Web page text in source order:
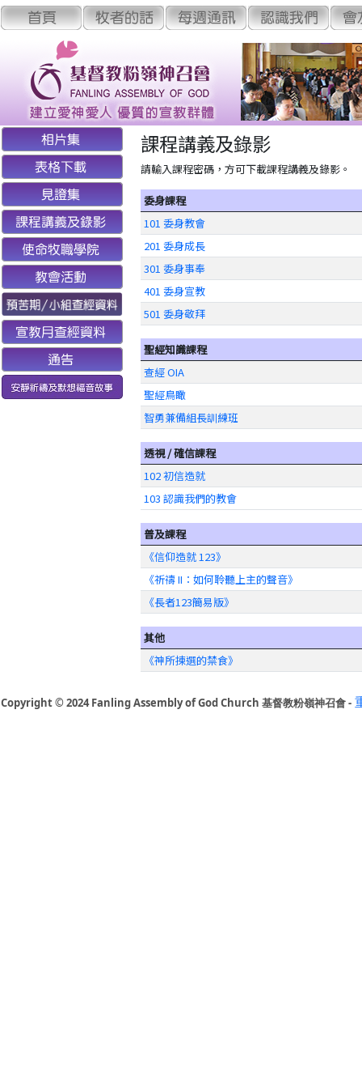
課程講義及錄影
請輸入課程密碼，方可下載課程講義及錄影。
委身課程
101 委身教會
201 委身成長
301 委身事奉
401 委身宣教
501 委身敬拜
聖經知識課程
查經 OIA
聖經鳥瞰
智勇兼備組長訓練班
透視 / 確信課程
102 初信造就
103 認識我們的教會
普及課程
《信仰造就 123》
《祈禱 II：如何聆聽上主的聲音》
《長者123簡易版》
其他
《神所揀選的禁食》
Copyright © 2024 Fanling Assembly of God Church 基督教粉嶺神召會 -